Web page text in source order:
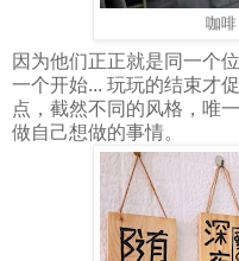
咖
因为他们正正就是同一个
一个开始... 玩玩的结束才
点，截然不同的风格，唯
做自己想做的事情。